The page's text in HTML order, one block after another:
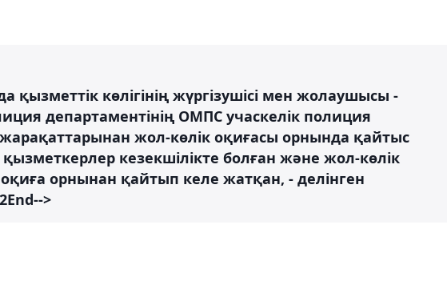
қызметтік көлігінің жүргізушісі мен жолаушысы -
департаментінің ОМПС учаскелік полиция
жол-көлік оқиғасы орнында қайтыс
кезекшілікте болған және жол-көлік
орнынан қайтып келе жатқан, - делінген
>